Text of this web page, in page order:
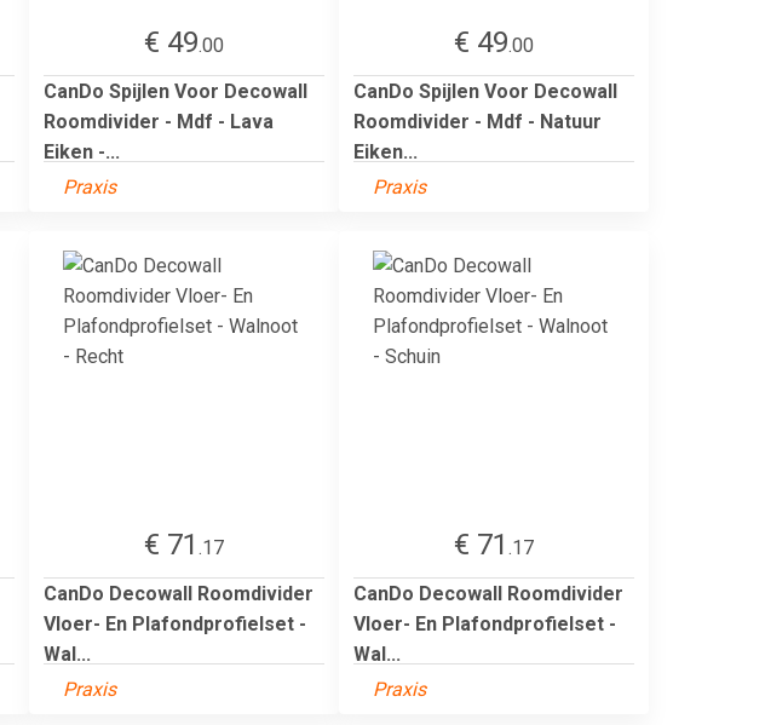
€ 49.00
CanDo Spijlen Voor Decowall
Roomdivider - Mdf - Lava
Eiken -...
Praxis
€ 49.00
CanDo Spijlen Voor Decowall
Roomdivider - Mdf - Natuur
Eiken...
Praxis
€ 71 .17
CanDo Decowall Roomdivider
Vloer- En Plafondprofielset -
Wal...
Praxis
€ 71 .17
CanDo Decowall Roomdivider
Vloer- En Plafondprofielset -
Wal...
Praxis